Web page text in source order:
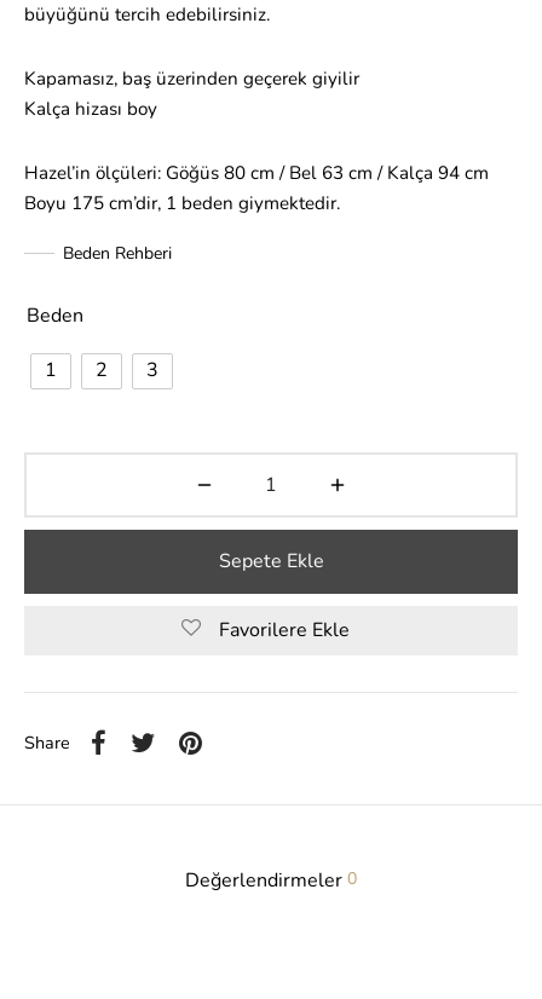
büyüğünü tercih edebilirsiniz.
Kapamasız, baş üzerinden geçerek giyilir
Kalça hizası boy
Hazel’in ölçüleri: Göğüs 80 cm / Bel 63 cm / Kalça 94 cm
Boyu 175 cm’dir, 1 beden giymektedir.
Beden Rehberi
Beden
1 2 3
Sepete Ekle
Favorilere Ekle
Share
Değerlendirmeler 0